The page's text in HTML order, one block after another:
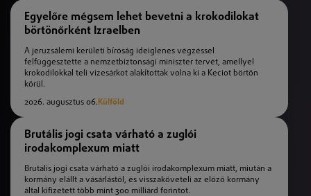
Egyelőre mégsem lehet bevetni a krokodilokat
börtönőrként Izraelben
A jeruzsálemi kerületi bíróság ideiglenes végzéssel
felfüggesztette a nemzetbiztonsági miniszter tervét, amellyel
krokodilokkal teli vizesárkot alakítottak volna ki a Keciot börtön
körül.
2026. augusztus 06. Külföld
Brutális jogi csata várható a zuglói
irodakomplexum miatt
Brutális jogi csata várható a zuglói irodakomplexum miatt, miután a
kormány elállt a vásárlástól, és visszaköveteli az előző kormány
által kifizetett több mint 300 milliárd forintot.